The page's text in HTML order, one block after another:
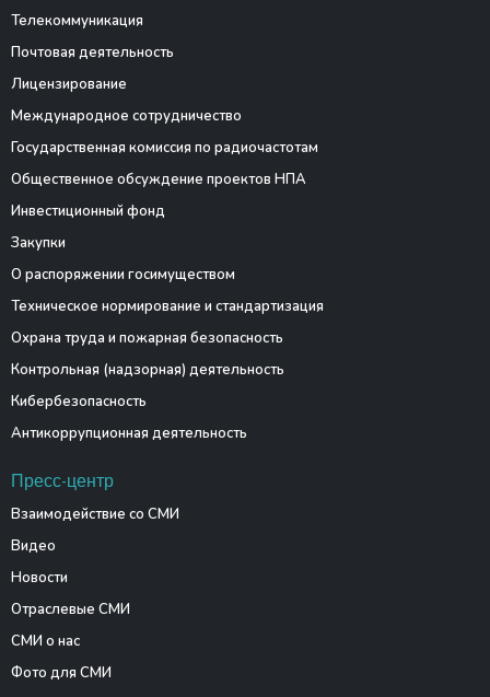
Телекоммуникация
Почтовая деятельность
Лицензирование
Международное сотрудничество
Государственная комиссия по радиочастотам
Общественное обсуждение проектов НПА
Инвестиционный фонд
Закупки
О распоряжении госимуществом
Техническое нормирование и стандартизация
Охрана труда и пожарная безопасность
Контрольная (надзорная) деятельность
Кибербезопасность
Антикоррупционная деятельность
Пресс-центр
Взаимодействие со СМИ
Видео
Новости
Отраслевые СМИ
СМИ о нас
Фото для СМИ